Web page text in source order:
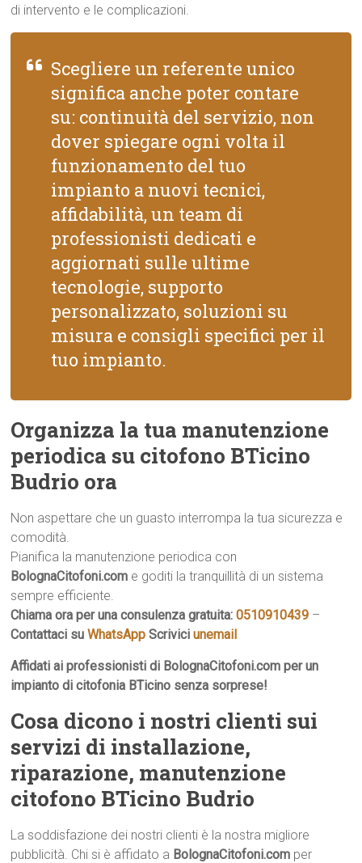
di intervento e le complicazioni.
Scegliere un referente unico
significa anche poter contare
su: continuità del servizio, non
dover spiegare ogni volta il
funzionamento del tuo
impianto a nuovi tecnici,
affidabilità, un team di
professionisti dedicati e
aggiornati sulle ultime
tecnologie, supporto
personalizzato, soluzioni su
misura e consigli specifici per il
tuo impianto.
Organizza la tua manutenzione
periodica su citofono BTicino
Budrio ora
Non aspettare che un guasto interrompa la tua sicurezza e
comodità.
Pianifica la manutenzione periodica con
BolognaCitofoni.com e goditi la tranquillità di un sistema
sempre efficiente.
Chiama ora per una consulenza gratuita:0510910439 –
Contattaci suWhatsApp Scriviciunemail
Affidati ai professionisti di BolognaCitofoni.com per un
impianto di citofonia BTicino senza sorprese!
Cosa dicono i nostri clienti sui
servizi di installazione,
riparazione, manutenzione
citofono BTicino Budrio
La soddisfazione dei nostri clienti è la nostra migliore
pubblicità. Chi si è affidato a BolognaCitofoni.com per